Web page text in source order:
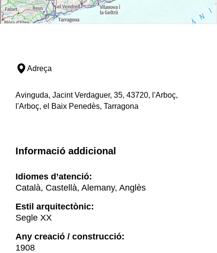
Adreça
Avinguda, Jacint Verdaguer, 35, 43720, l'Arboç,
l'Arboç, el Baix Penedès, Tarragona
Informació addicional
Idiomes d’atenció:
Català, Castellà, Alemany, Anglès
Estil arquitectònic:
Segle XX
Any creació / construcció:
1908